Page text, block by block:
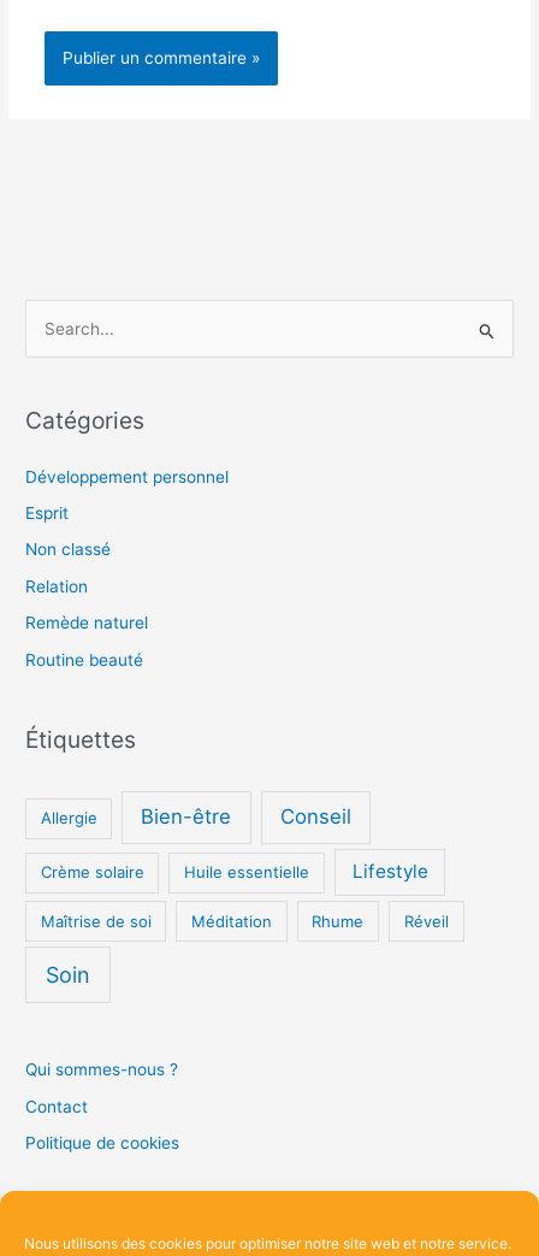
Nous utilisons des cookies pour optimiser notre site web et notre service.
h
h
e
r
Catégories
Développement personnel
Esprit
Non classé
Relation
Remède naturel
Routine beauté
Étiquettes
Allergie Bien-être Conseil
Crème solaire Huile essentielle Lifestyle
Maîtrise de soi Méditation Rhume Réveil
Soin
Qui sommes-nous ?
Contact
Politique de cookies
R